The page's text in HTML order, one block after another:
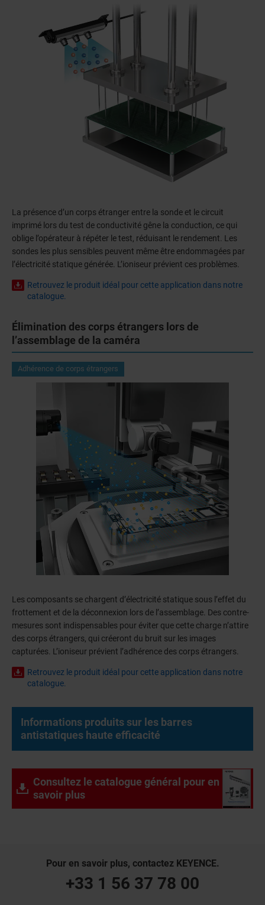
La présence d’un corps étranger entre la sonde et le circuit
imprimé lors du test de conductivité gêne la conduction, ce qui
oblige l’opérateur à répéter le test, réduisant le rendement. Les
sondes les plus sensibles peuvent même être endommagées par
l’électricité statique générée. L’ioniseur prévient ces problèmes.
Retrouvez le produit idéal pour cette application dans notre
catalogue.
Élimination des corps étrangers lors de
l’assemblage de la caméra
Adhérence de corps étrangers
Les composants se chargent d’électricité statique sous l’effet du
frottement et de la déconnexion lors de l’assemblage. Des contre-
mesures sont indispensables pour éviter que cette charge n’attire
des corps étrangers, qui créeront du bruit sur les images
capturées. L’ioniseur prévient l’adhérence des corps étrangers.
Retrouvez le produit idéal pour cette application dans notre
catalogue.
Informations produits sur les barres
antistatiques haute efficacité
Consultez le catalogue général pour en
savoir plus
Pour en savoir plus, contactez KEYENCE.
+33 1 56 37 78 00